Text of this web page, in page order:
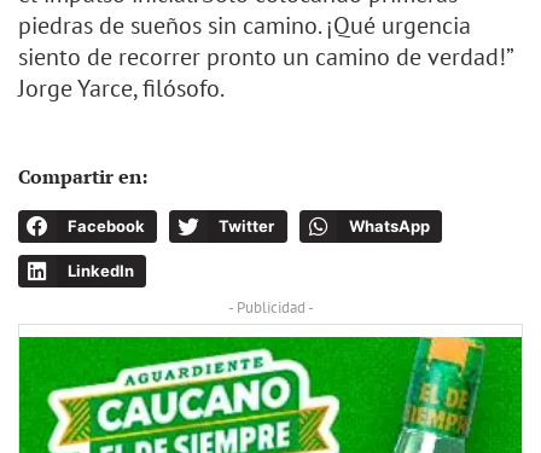
piedras de sueños sin camino. ¡Qué urgencia
siento de recorrer pronto un camino de verdad!”
Jorge Yarce, filósofo.
Compartir en:
Facebook Twitter WhatsApp
LinkedIn
- Publicidad -